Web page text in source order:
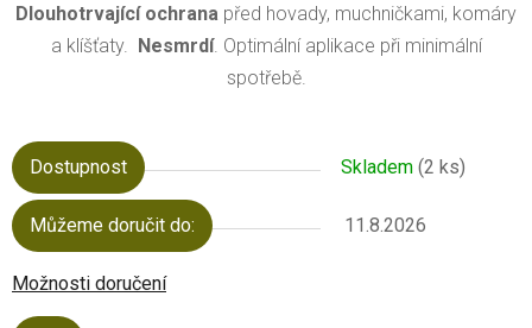
Dlouhotrvající ochrana před hovady, muchničkami, komáry
a klíšťaty. Nesmrdí. Optimální aplikace při minimální
spotřebě.
Dostupnost Skladem (2 ks)
Můžeme doručit do: 11.8.2026
Možnosti doručení